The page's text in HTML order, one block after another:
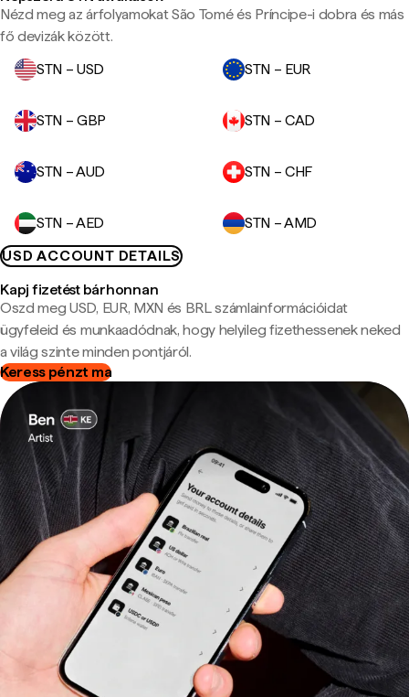
Nézd meg az árfolyamokat São Tomé és Príncipe-i dobra és más
fő devizák között.
STN – USD
STN – EUR
STN – GBP STN – CAD
STN – AUD STN – CHF
STN – AED
STN – AMD
USD ACCOUNT DETAILS
Kapj fizetést bárhonnan
Oszd meg USD, EUR, MXN és BRL számlainformációidat
ügyfeleid és munkaadódnak, hogy helyileg fizethessenek neked
a világ szinte minden pontjáról.
Keress pénzt ma